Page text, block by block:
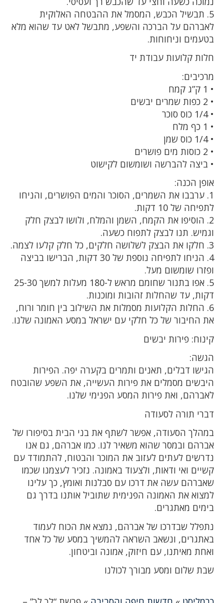
5. תבשיל הכבש, המסמל את ההבטחה האלוקית
לאברהם על הברכה והשפע, מתבשל לאט עד שהוא מלא
בטעמים וניחוחות.
חלות קלועות עבודת יד
מרכיבים:
• 1 ק”ג קמח
• 2 כפות שמרים יבשים
• 1/4 כוס סוכר
• 1 כף מלח
• 1/4 כוס שמן
• 2 כוסות מים פושרים
• ביצה להברשה ושומשום לקישוט
אופן הכנה:
1. ערבבו את השמרים, הסוכר והמים הפושרים, והניחו
לתפיחה של 10 דקות.
2. הוסיפו את הקמח, השמן והמלח, ולושו לבצק חלק
וגמיש. תנו לבצק לתפוח כשעה.
3. חלקו את הבצק לשלושה חלקים, כל חלק קלעו לצמה.
4. הניחו לתפיחה נוספת של 30 דקות, הברישו בביצה
ופזרו שומשום מעל.
5. אפו בתנור שחומם מראש ל-180 מעלות למשך 25-30
דקות, עד שהחלות זהובות ומוכנות.
6. החלות הקלועות מסמלות את השילוב בין חומר ורוח,
את החיבור של כל חלקי עם ישראל במסע האמונה שלנו.
קינוח: פירות יבשים
הגשה:
הגישו דבלים, תאנים ותמרים בקערה יפה. הפירות
היבשים מסמלים את פירות העשייה, את השפע שהובטח
לאברהם, ואת פירות המסע הפנימי שלנו.
דברי תורה לסעודה
במהלך הסעודה, אפשר לשתף את בני הבית בסיפורו של
אברהם ובמסר שהוא משאיר לנו. כמו אברהם, גם אנו
נדרשים לעתים לעזוב את המוכר והבטוח, להתמודד עם
קשיים ואי ודאות, ולצעוד באמונה. נזכיר לעצמנו שכמו
שאברהם עשה את דרכו עם סבלנות ואומץ, כך עלינו
למצוא את האמונה הפנימית שתוביל אותנו בדרך גם
בימים מאתגרים.
נתפלל שבדרכו של אברהם, נמצא את הכוח לעמוד
באתגרים, ונשאב השראה להמשיך במסע של כל אחד
ואחת מאיתנו, עם חיזוק, אמונה וביטחון.
שבת שלום ומסע מבורך לכולנו